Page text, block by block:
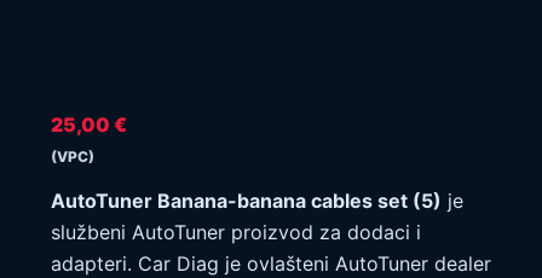
25,00 €
(VPC)
AutoTuner Banana-banana cables set (5) je
službeni AutoTuner proizvod za dodaci i
adapteri. Car Diag je ovlašteni AutoTuner dealer